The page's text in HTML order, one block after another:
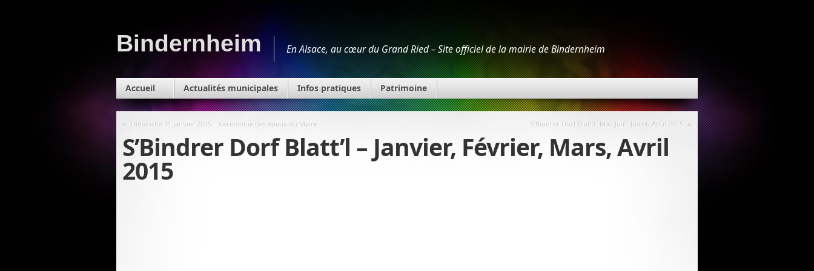
Bindernheim En Alsace, au cœur du Grand Ried – Site officiel de la mairie de Bindernheim
Accueil Actualités municipales Infos pratiques Patrimoine
« Dimanche 11 Janvier 2015 – Cérémonie des voeux du Maire S’Bindrer Dorf Blatt’l -Mai, Juin, Juillet, Août 2015 »
S’Bindrer Dorf Blatt’l – Janvier, Février, Mars, Avril
2015